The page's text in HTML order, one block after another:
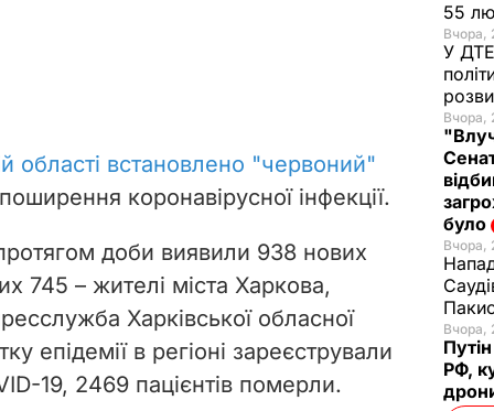
області встановлено "червоний"
коронавірусної інфекції.
доби виявили 938 нових
745 – жителі міста Харкова,
Харківської обласної
епідемії в регіоні зареєстрували
19, 2469 пацієнтів померли.
55
Вчора,
У
Вчора,
було
Вчора,
Вчора,
РФ,